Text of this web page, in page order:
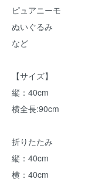
ピュアニーモ
ぬいぐるみ
など
【サイズ】
縦：40cm
横全長:90cm
折りたたみ
縦：40cm
横：40cm